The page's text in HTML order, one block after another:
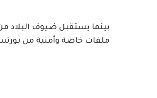
بينما يستقبل ضيوف البلاد
ملفات خاصة وأمنية من